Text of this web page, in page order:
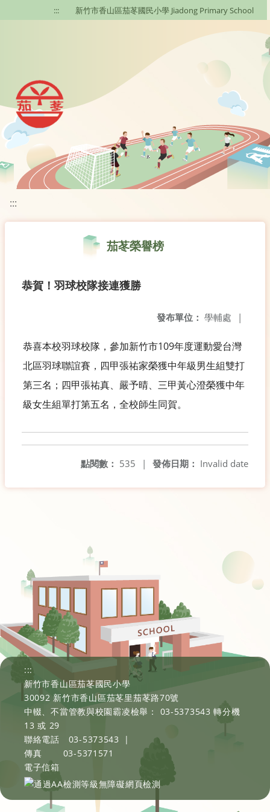
移至網頁之主要內容區位置
::: 新竹市香山區茄苳國民小學 Jiadong Primary School
:::
茄苳榮譽榜
恭賀！羽球校隊接連獲勝
發布單位： 學輔處 |
恭喜本校羽球校隊，參加新竹市109年度運動愛台灣
北區羽球聯誼賽，四甲張祐家榮獲中年級男生組雙打
第三名；四甲張祐真、嚴予晴、三甲黃心澄榮獲中年
級女生組單打第五名，全校師生同賀。
發佈日期： Invalid date
點閱數： 535 |
:::
新竹市香山區茄苳國民小學
30092 新竹市香山區茄苳里茄苳路70號
中輟、不當管教與校園霸凌檢舉： 03-5373543 轉分機
13 或 29
聯絡電話
03-5373543
|
傳真
03-5371571
電子信箱